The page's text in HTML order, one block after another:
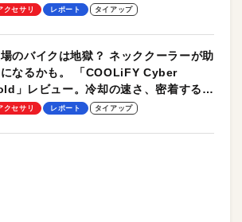
クセサリ レポート タイアップ
のバイクは地獄？ ネッククーラーが助
なるかも。 「COOLiFY Cyber
」レビュー。冷却の速さ、密着する冷
レート、シンプルな操作性がグッド！
クセサリ レポート タイアップ